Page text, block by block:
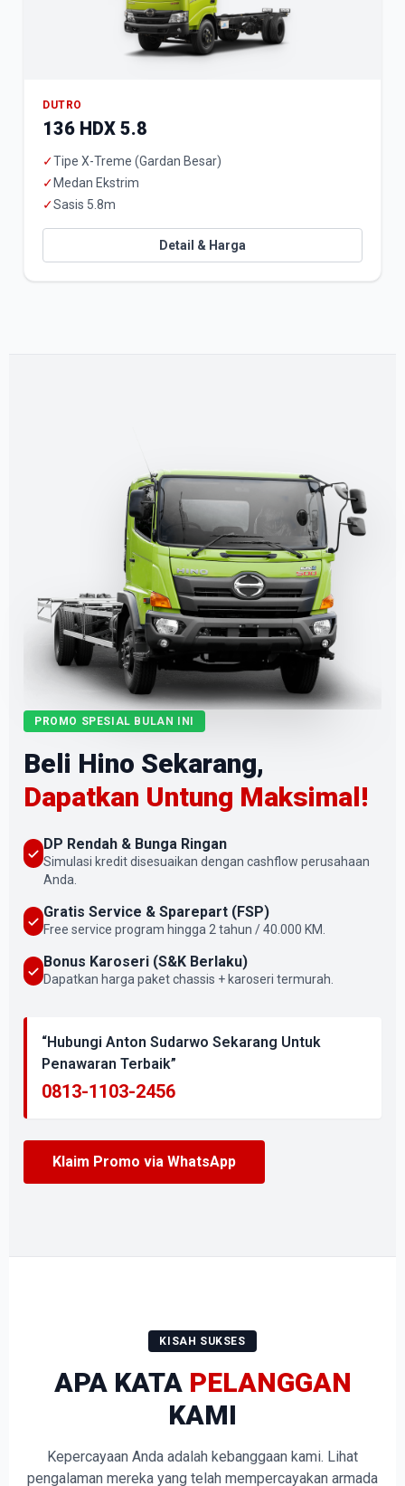
DUTRO
136 HDX 5.8
✓Tipe X-Treme (Gardan Besar)
✓ Medan Ekstrim
✓Sasis 5.8m
Detail & Harga
PROMO SPESIAL BULAN INI
Beli Hino Sekarang,
Dapatkan Untung Maksimal!
DP Rendah & Bunga Ringan
Simulasi kredit disesuaikan dengan cashflow perusahaan
Anda.
Gratis Service & Sparepart (FSP)
Free service program hingga 2 tahun / 40.000 KM.
Bonus Karoseri (S&K Berlaku)
Dapatkan harga paket chassis + karoseri termurah.
“Hubungi Anton Sudarwo Sekarang Untuk
Penawaran Terbaik”
0813-1103-2456
Klaim Promo via WhatsApp
KISAH SUKSES
APA KATA PELANGGAN
KAMI
Kepercayaan Anda adalah kebanggaan kami. Lihat
pengalaman mereka yang telah mempercayakan armada